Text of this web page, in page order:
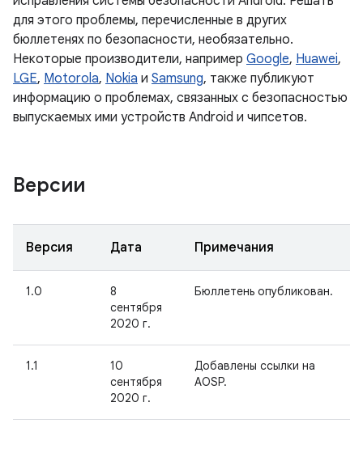
для этого проблемы, перечисленные в других
бюллетенях по безопасности, необязательно.
Некоторые производители, например Google, Huawei,
LGE, Motorola, Nokia и Samsung, также публикуют
информацию о проблемах, связанных с безопасностью
выпускаемых ими устройств Android и чипсетов.
Версии
Версия Дата Примечания
1.0
8
сентября
2020 г.
Бюллетень опубликован.
1.1
10
сентября
2020 г.
Добавлены ссылки на
AOSP.